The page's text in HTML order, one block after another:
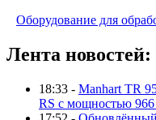
Оборудование для
Лента новостей:
18:33 - Manhart TR
RS с мощностью 966